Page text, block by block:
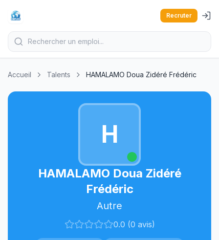
Recruter
Accueil Talents HAMALAMO Doua Zidéré Frédéric
H
HAMALAMO Doua Zidéré
Frédéric
Autre
0.0 (0 avis)